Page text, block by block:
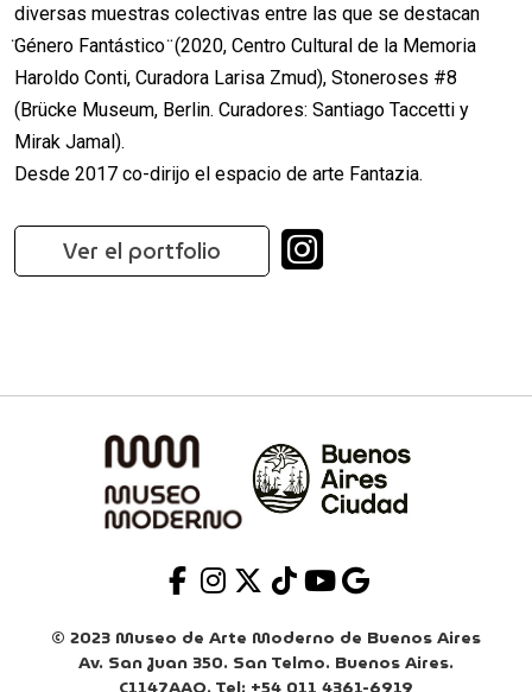
diversas muestras colectivas entre las que se destacan
̈Género Fantástico ̈ (2020, Centro Cultural de la Memoria
Haroldo Conti, Curadora Larisa Zmud), Stoneroses #8
(Brücke Museum, Berlin. Curadores: Santiago Taccetti y
Mirak Jamal).
Desde 2017 co-dirijo el espacio de arte Fantazia.
Ver el portfolio
© 2023 Museo de Arte Moderno de Buenos Aires
Av. San Juan 350. San Telmo. Buenos Aires.
C1147AAO. Tel: +54 011 4361-6919